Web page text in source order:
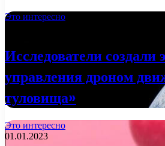
Это интересно
Исследователи создали
управления дроном
туловища»
Это интересно
01.01.2023